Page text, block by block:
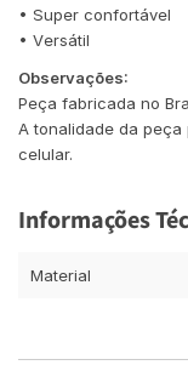
• Super confortável
• Versátil
Observações:
Peça fabricada no
A tonalidade da
celular.
Informações
Material